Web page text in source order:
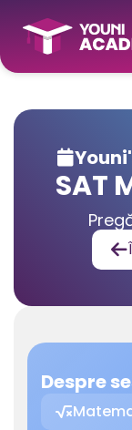

SAT

Despre